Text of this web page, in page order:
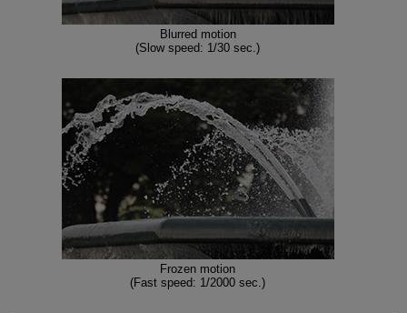
Blurred motion
(Slow speed: 1/30 sec.)
Frozen motion
(Fast speed: 1/2000 sec.)